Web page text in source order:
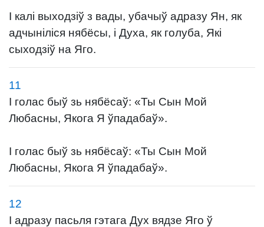
І калі выходзіў з вады, убачыў адразу Ян, як
адчыніліся нябёсы, і Духа, як голуба, Які
сыходзіў на Яго.
11
І голас быў зь нябёсаў: «Ты Сын Мой
Любасны, Якога Я ўпадабаў».
І голас быў зь нябёсаў: «Ты Сын Мой
Любасны, Якога Я ўпадабаў».
12
І адразу пасьля гэтага Дух вядзе Яго ў